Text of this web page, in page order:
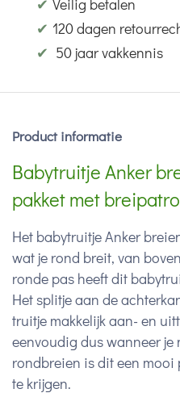
✔ Veilig betalen
✔ 120 dagen
✔ 50 jaar vakkennis
Product informatie
Babytruitje Anker
pakket met
Het babytruitje Anker
wat je rond breit, van
ronde pas heeft dit
Het splitje aan de
truitje makkelijk aan- en
eenvoudig dus wanneer je
rondbreien is dit een mooi
te krijgen.